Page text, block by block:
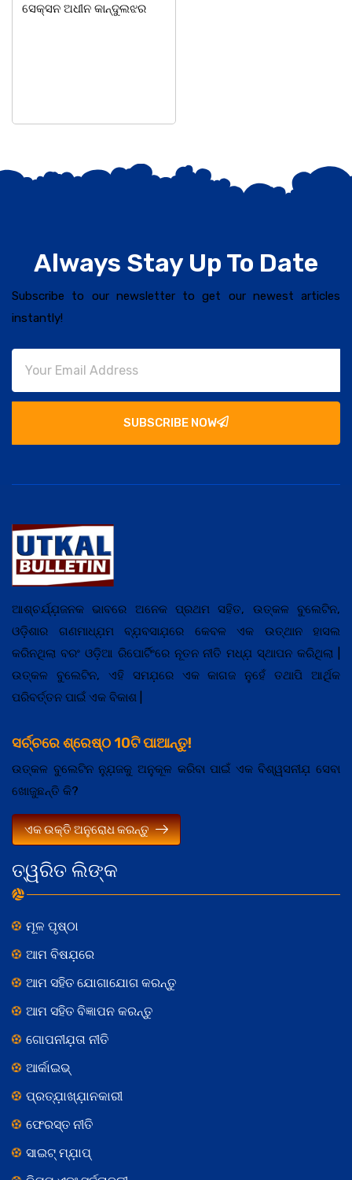
ସେକ୍ସନ ଅଧୀନ କାନ୍ଦୁଲଝର
Always Stay Up To Date
Subscribe to our newsletter to get our newest articles
instantly!
SUBSCRIBE NOW
ତ୍ୱରିତ ଲିଙ୍କ
ମୂଳ ପୃଷ୍ଠା
ଆମ ବିଷଯ଼ରେ
ଆମ ସହିତ ଯୋଗାଯୋଗ କରନ୍ତୁ
ଆମ ସହିତ ବିଜ୍ଞାପନ କରନ୍ତୁ
ଗୋପନୀଯ଼ତା ନୀତି
ଆର୍କାଇଭ୍
ପ୍ରତ୍ଯ଼ାଖ୍ଯ଼ାନକାରୀ
ଫେରସ୍ତ ନୀତି
ସାଇଟ୍ ମ୍ଯ଼ାପ୍
ଆଶ୍ଚର୍ଯ୍ଯ଼ଜନକ ଭାବରେ ଅନେକ ପ୍ରଥମ ସହିତ, ଉତ୍କଳ ବୁଲେଟିନ,
ଓଡ଼ିଶାର ଗଣମାଧ୍ଯ଼ମ ବ୍ଯ଼ବସାଯ଼ରେ କେବଳ ଏକ ଉତ୍ଥାନ ହାସଲ
କରିନଥିଲା ବରଂ ଓଡ଼ିଆ ରିପୋର୍ଟିଂରେ ନୂତନ ନୀତି ମଧ୍ଯ଼ ସ୍ଥାପନ କରିଥିଲା |
ଉତ୍କଳ ବୁଲେଟିନ, ଏହି ସମଯ଼ରେ ଏକ କାଗଜ ନୁହେଁ ତଥାପି ଆର୍ଥିକ
ପରିବର୍ତ୍ତନ ପାଇଁ ଏକ ବିକାଶ |
ସର୍ଚ୍ଚରେ ଶ୍ରେଷ୍ଠ 10ଟି ପାଆନ୍ତୁ!
ଉତ୍କଳ ବୁଲେଟିନ ନ୍ଯ଼ୁଜକୁ ଅନୁକୂଳ କରିବା ପାଇଁ ଏକ ବିଶ୍ୱସନୀଯ଼ ସେବା
ଖୋଜୁଛନ୍ତି କି?
ଏକ ଉକ୍ତି ଅନୁରୋଧ କରନ୍ତୁ